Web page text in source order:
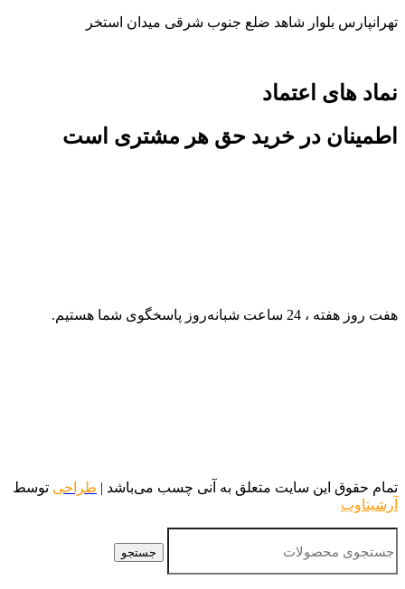
تهرانپارس بلوار شاهد ضلع جنوب شرقی میدان استخر
نماد های اعتماد
اطمینان در خرید حق هر مشتری است
هفت روز هفته ، 24 ساعت شبانه‌روز پاسخگوی شما هستیم.
تمام حقوق این سایت متعلق به آنی چسب می‌باشد | طراحی توسط
آرشیتاوب
جستجو